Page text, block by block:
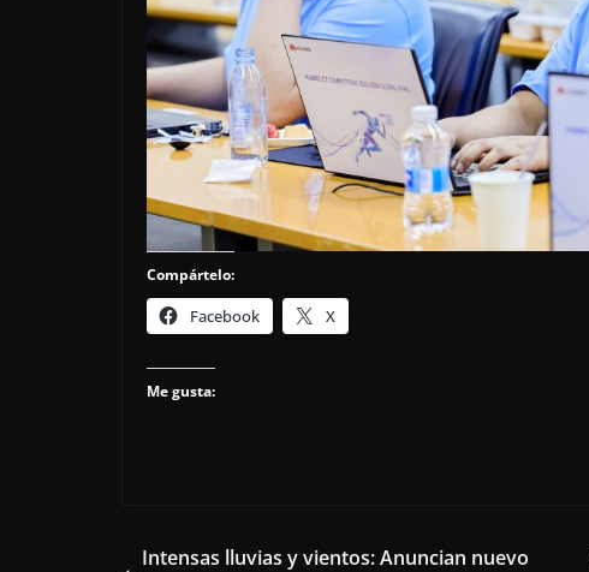
Compártelo:
Facebook X
Me gusta:
Intensas lluvias y vientos: Anuncian nuevo